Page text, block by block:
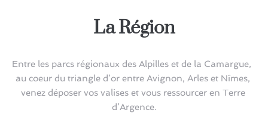
La Région
Entre les parcs régionaux des Alpilles et de la Camargue,
au coeur du triangle d’or entre Avignon, Arles et Nîmes,
venez déposer vos valises et vous ressourcer en Terre
d’Argence.